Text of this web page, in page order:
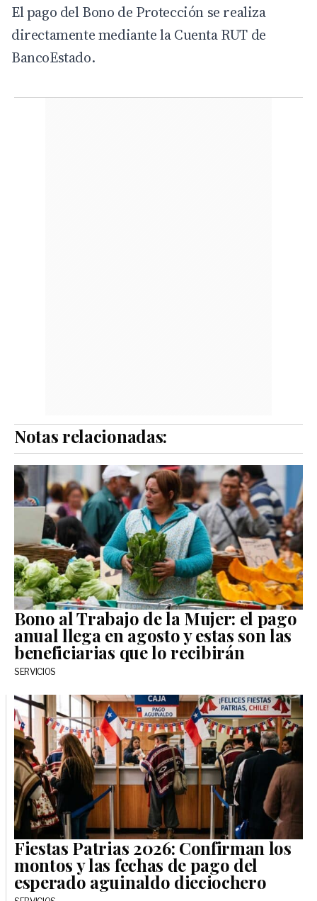
El pago del Bono de Protección se realiza
directamente mediante la Cuenta RUT de
BancoEstado.
Notas relacionadas:
Bono al Trabajo de la Mujer: el pago
anual llega en agosto y estas son las
beneficiarias que lo recibirán
SERVICIOS
Fiestas Patrias 2026: Confirman los
montos y las fechas de pago del
esperado aguinaldo dieciochero